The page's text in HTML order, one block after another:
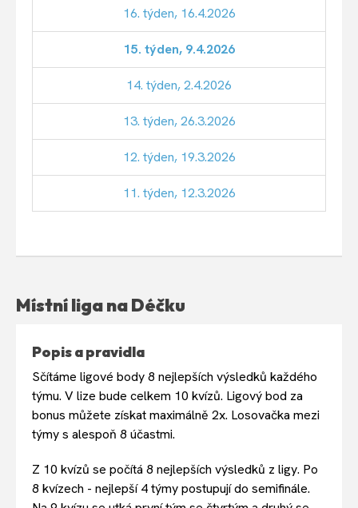
16. týden, 16.4.2026
15. týden, 9.4.2026
14. týden, 2.4.2026
13. týden, 26.3.2026
12. týden, 19.3.2026
11. týden, 12.3.2026
Místní liga na Déčku
Popis a pravidla
Sčítáme ligové body 8 nejlepších výsledků každého
týmu. V lize bude celkem 10 kvízů. Ligový bod za
bonus můžete získat maximálně 2x. Losovačka mezi
týmy s alespoň 8 účastmi.
Z 10 kvízů se počítá 8 nejlepších výsledků z ligy. Po
8 kvízech - nejlepší 4 týmy postupují do semifinále.